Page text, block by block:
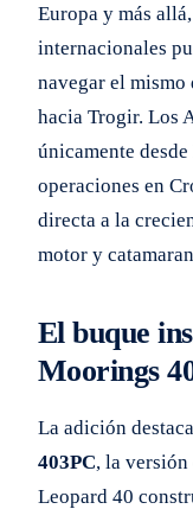
Europa y más
internacionales
navegar el
hacia Trogir. Los
únicamente
operaciones en
directa a la
motor y
El buque
Moorings
La adición
403PC, la
Leopard 40